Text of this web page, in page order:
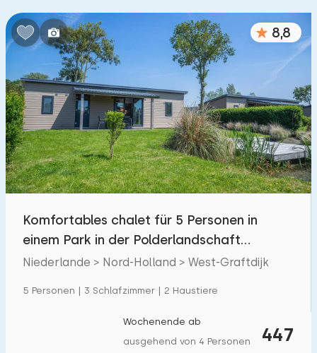
8,8
Komfortables chalet für 5 Personen in
einem Park in der Polderlandschaft
Nordhollands.
Niederlande > Nord-Holland > West-Graftdijk
5 Personen | 3 Schlafzimmer | 2 Haustiere
447
Wochenende ab
ausgehend von 4 Personen